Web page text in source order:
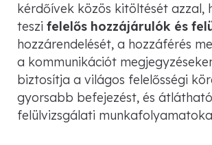
kérdőívek közös kitöltését azzal,
teszi felelős hozzájárulók és
hozzárendelését, a hozzáférés
a kommunikációt
biztosítja a világos felelősségi
gyorsabb befejezést, és átlátható
felülvizsgálati